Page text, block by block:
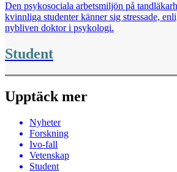
Den psykosociala arbetsmiljön på
kvinnliga studenter känner sig stressade,
nybliven doktor i psykologi.
Student
Upptäck mer
Nyheter
Forskning
Ivo-fall
Vetenskap
Student